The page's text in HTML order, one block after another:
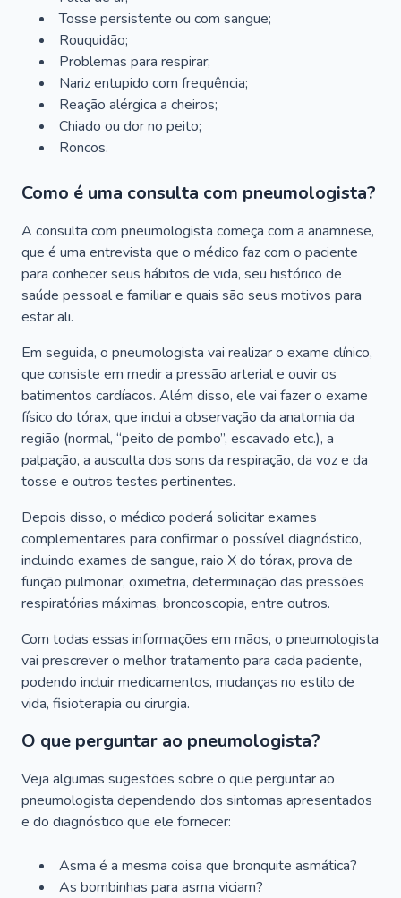
Tosse persistente ou com sangue;
Rouquidão;
Problemas para respirar;
Nariz entupido com frequência;
Reação alérgica a cheiros;
Chiado ou dor no peito;
Roncos.
Como é uma consulta com pneumologista?
A consulta com pneumologista começa com a anamnese,
que é uma entrevista que o médico faz com o paciente
para conhecer seus hábitos de vida, seu histórico de
saúde pessoal e familiar e quais são seus motivos para
estar ali.
Em seguida, o pneumologista vai realizar o exame clínico,
que consiste em medir a pressão arterial e ouvir os
batimentos cardíacos. Além disso, ele vai fazer o exame
físico do tórax, que inclui a observação da anatomia da
região (normal, “peito de pombo”, escavado etc.), a
palpação, a ausculta dos sons da respiração, da voz e da
tosse e outros testes pertinentes.
Depois disso, o médico poderá solicitar exames
complementares para confirmar o possível diagnóstico,
incluindo exames de sangue, raio X do tórax, prova de
função pulmonar, oximetria, determinação das pressões
respiratórias máximas, broncoscopia, entre outros.
Com todas essas informações em mãos, o pneumologista
vai prescrever o melhor tratamento para cada paciente,
podendo incluir medicamentos, mudanças no estilo de
vida, fisioterapia ou cirurgia.
O que perguntar ao pneumologista?
Veja algumas sugestões sobre o que perguntar ao
pneumologista dependendo dos sintomas apresentados
e do diagnóstico que ele fornecer:
Asma é a mesma coisa que bronquite asmática?
As bombinhas para asma viciam?